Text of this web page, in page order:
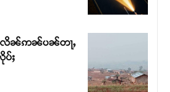
ၵူၼ်းမိူင်း ၵူႈတီႈၵူႈလႅၼ်ပေႃးတေၸွ
ႇႁွၵ်ႈ လႆႈယူႇၶႃႈဢေႃႈ။
ႈလိၼ်ဢၼ်ပၼ်တႃႇ
ပ်ႈ